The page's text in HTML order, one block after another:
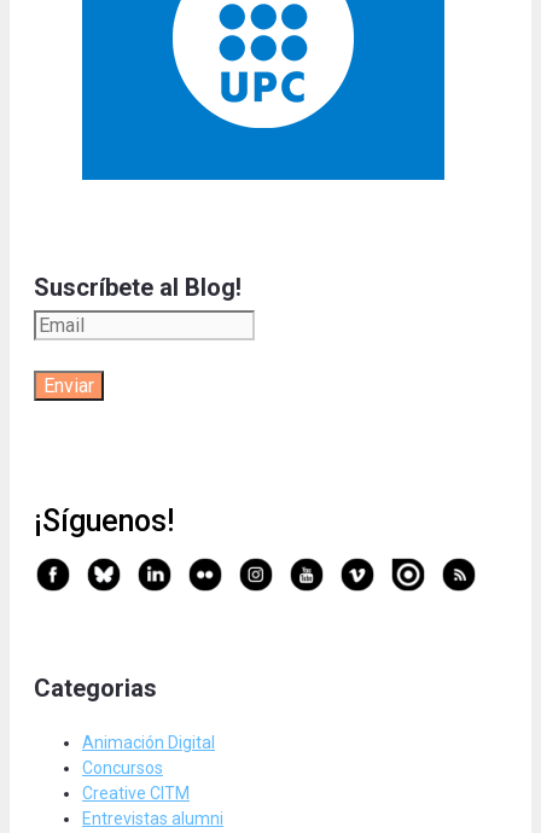
Suscríbete al Blog!
¡Síguenos!
Categorias
Animación Digital
Concursos
Creative CITM
Entrevistas alumni